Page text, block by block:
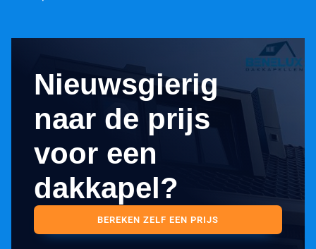
Nieuwsgierig
naar de prijs
voor een
dakkapel?
BEREKEN ZELF EEN PRIJS